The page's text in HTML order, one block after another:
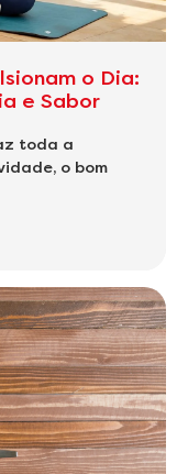
o Dia:
e Sabor
toda a
o bom